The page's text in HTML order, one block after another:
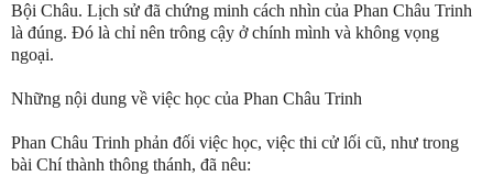
Bội Châu. Lịch sử đã chứng minh cách nhìn của Phan Châu Trinh
là đúng. Đó là chỉ nên trông cậy ở chính mình và không vọng
ngoại.
Những nội dung về việc học của Phan Châu Trinh
Phan Châu Trinh phản đối việc học, việc thi cử lối cũ, như trong
bài Chí thành thông thánh, đã nêu: